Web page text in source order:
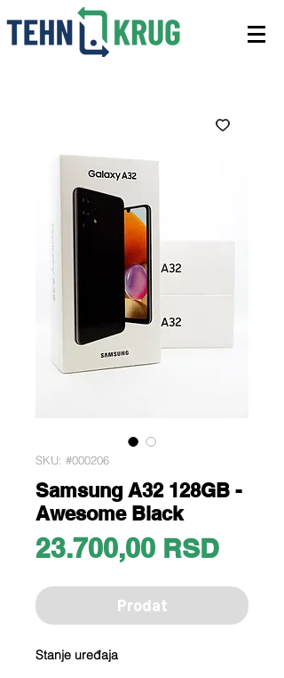
SKU: #000206
Samsung A32 128GB -
Awesome Black
23.700,00 RSDPrice
Prodat
Stanje uređaja